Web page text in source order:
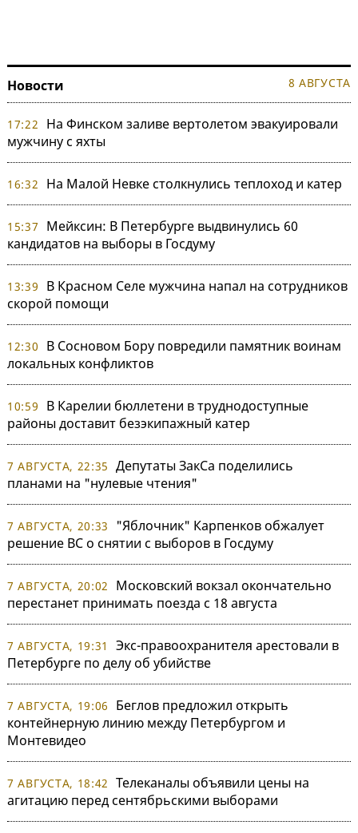
Новости 8 АВГУСТА
17:22
На Финском заливе вертолетом эвакуировали
мужчину с яхты
16:32 На Малой Невке столкнулись теплоход и катер
15:37
Мейксин: В Петербурге выдвинулись 60
кандидатов на выборы в Госдуму
13:39
В Красном Селе мужчина напал на сотрудников
скорой помощи
12:30
В Сосновом Бору повредили памятник воинам
локальных конфликтов
10:59
В Карелии бюллетени в труднодоступные
районы доставит безэкипажный катер
7 АВГУСТА, 22:35 Депутаты ЗакСа поделились
планами на "нулевые чтения"
7 АВГУСТА, 20:33
"Яблочник" Карпенков обжалует
решение ВС о снятии с выборов в Госдуму
7 АВГУСТА, 20:02
Московский вокзал окончательно
перестанет принимать поезда с 18 августа
7 АВГУСТА, 19:31
Экс-правоохранителя арестовали в
Петербурге по делу об убийстве
7 АВГУСТА, 19:06
Беглов предложил открыть
контейнерную линию между Петербургом и
Монтевидео
7 АВГУСТА, 18:42 Телеканалы объявили цены на
агитацию перед сентябрьскими выборами